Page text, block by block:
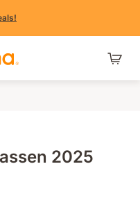
2025
beoordelingen